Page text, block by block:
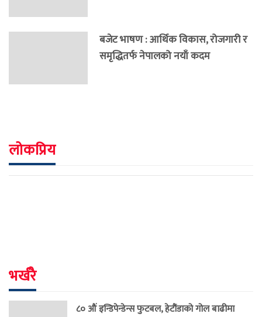
बजेट भाषण : आर्थिक विकास, रोजगारी र
समृद्धितर्फ नेपालको नयाँ कदम
लोकप्रिय
भर्खरै
८० औं इन्डिपेन्डेन्स फुटबल, हेटौंडाको गोल बाढीमा